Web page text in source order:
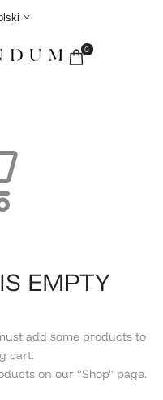
0
EMPTY
add some products to
cart.
on our "Shop" page.